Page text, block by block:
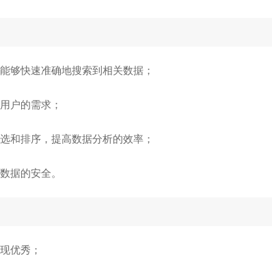
够快速准确地搜索到相关数据；
户的需求；
和排序，提高数据分析的效率；
据的安全。
优秀；